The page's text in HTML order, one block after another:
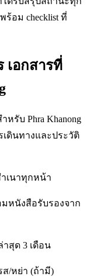
ร้อม checklist ที่
เอกสารที่
รับ Phra Khanong
ดินทางและประวัติ
เนาทุกหน้า
มหนังสือรับรองจาก
สุด 3 เดือน
ส/หย่า (ถ้ามี)